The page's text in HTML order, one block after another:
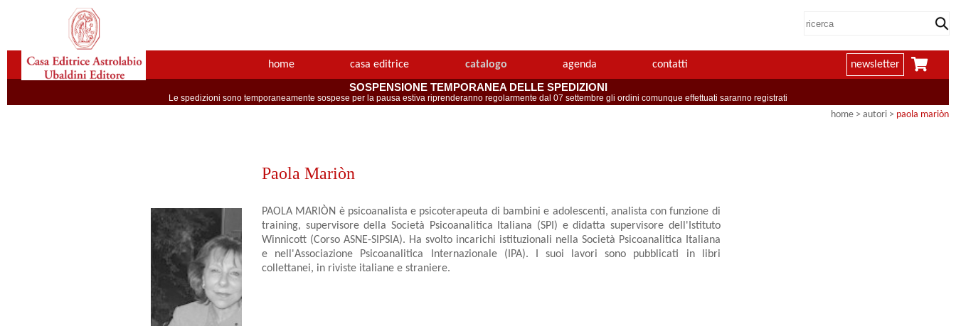
home casa editrice catalogo agenda contatti newsletter
SOSPENSIONE TEMPORANEA DELLE SPEDIZIONI
Le spedizioni sono temporaneamente sospese per la pausa estiva riprenderanno regolarmente dal 07 settembre gli ordini comunque effettuati saranno registrati
home > autori > paola mariòn
Paola Mariòn
PAOLA MARIÒN è psicoanalista e psicoterapeuta di bambini e adolescenti, analista con funzione di
training, supervisore della Società Psicoanalitica Italiana (SPI) e didatta supervisore dell'Istituto
Winnicott (Corso ASNE-SIPSIA). Ha svolto incarichi istituzionali nella Società Psicoanalitica Italiana
e nell'Associazione Psicoanalitica Internazionale (IPA). I suoi lavori sono pubblicati in libri
collettanei, in riviste italiane e straniere.